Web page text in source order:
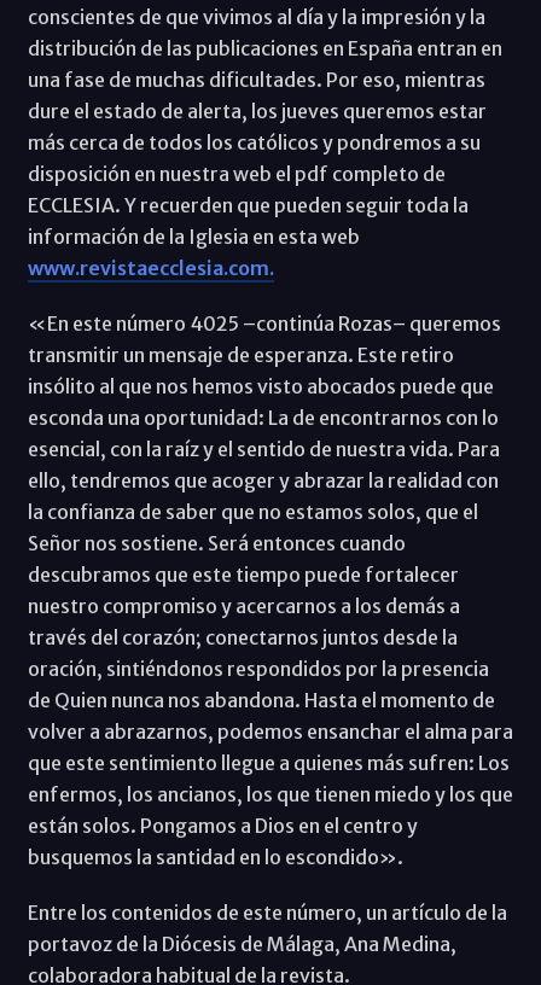
conscientes de que vivimos al día y la impresión y la
distribución de las publicaciones en España entran en
una fase de muchas dificultades. Por eso, mientras
dure el estado de alerta, los jueves queremos estar
más cerca de todos los católicos y pondremos a su
disposición en nuestra web el pdf completo de
ECCLESIA. Y recuerden que pueden seguir toda la
información de la Iglesia en esta web
www.revistaecclesia.com.
«En este número 4025 –continúa Rozas– queremos
transmitir un mensaje de esperanza. Este retiro
insólito al que nos hemos visto abocados puede que
esconda una oportunidad: La de encontrarnos con lo
esencial, con la raíz y el sentido de nuestra vida. Para
ello, tendremos que acoger y abrazar la realidad con
la confianza de saber que no estamos solos, que el
Señor nos sostiene. Será entonces cuando
descubramos que este tiempo puede fortalecer
nuestro compromiso y acercarnos a los demás a
través del corazón; conectarnos juntos desde la
oración, sintiéndonos respondidos por la presencia
de Quien nunca nos abandona. Hasta el momento de
volver a abrazarnos, podemos ensanchar el alma para
que este sentimiento llegue a quienes más sufren: Los
enfermos, los ancianos, los que tienen miedo y los que
están solos. Pongamos a Dios en el centro y
busquemos la santidad en lo escondido».
Entre los contenidos de este número, un artículo de la
portavoz de la Diócesis de Málaga, Ana Medina,
colaboradora habitual de la revista.